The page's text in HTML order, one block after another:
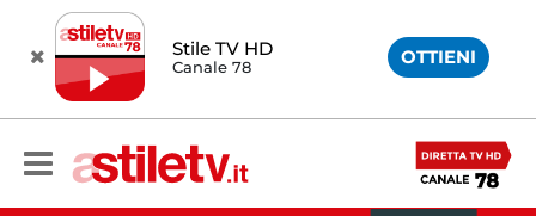
Stile TV HD
Canale 78 OTTIENI